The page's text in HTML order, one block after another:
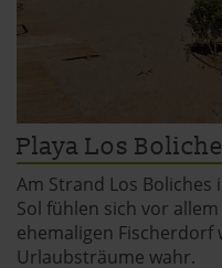
Playa Los
Am Strand Los Boliches
Sol fühlen sich vor
ehemaligen Fischerdorf
Urlaubsträume wahr.